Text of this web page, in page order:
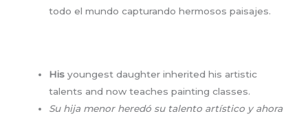
todo el mundo capturando hermosos paisajes.
His youngest daughter inherited his artistic
talents and now teaches painting classes.
Su hija menor heredó su talento artístico y ahora